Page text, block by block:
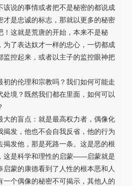
该说的事情或者把不是秘密的都说成
才是忠诚的标志，那就以更多的秘密
！这就是荒唐的开始，本来不是秘
为了表达奴才一样的忠心，一切都成
监控起来，或者以主子的监控眼神把
初的伦理和宗教吗？我们如何可能走
处境？既然我们都在里面，如何可以
大的盲点：就是最高权力者，偶像化
揭发，他也不会自我反省，他的行为
揭发他，那是死路一条。这是恶的根
这是科学和理性的启蒙——启蒙就是
蒙的康德看到了人性的根本恶和人
一个偶像的秘密不可揭示，其他人的